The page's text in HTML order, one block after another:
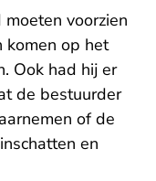
voorzien
komen op het
Ook had hij er
de bestuurder
of de
en